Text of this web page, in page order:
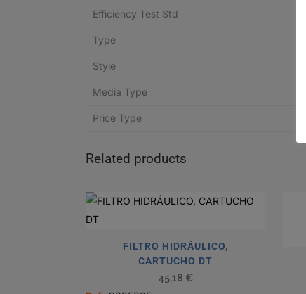
Efficiency Test Std
Type
Style
Media Type
Price Type
Related products
FILTRO HIDRÁULICO,
CARTUCHO DT
45,18 €